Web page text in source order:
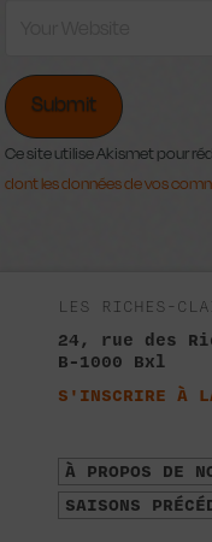
Ce site utilise Akismet pour
dont les données de vos
LES RICHES-
24, rue des
B-1000 Bxl
S'INSCRIRE À
À PROPOS DE
SAISONS